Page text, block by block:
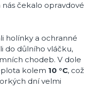
čekalo opravdové
holínky a ochranné
do důlního vláčku,
chodeb. V dole
kolem 10 °C, což
dní velmi